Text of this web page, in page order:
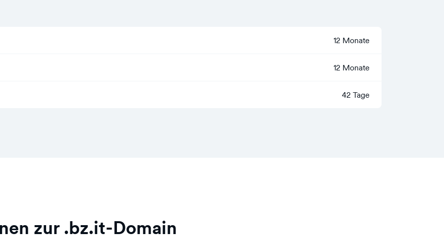
12 Monate
12 Monate
42 Tage
zur .bz.it-Domain